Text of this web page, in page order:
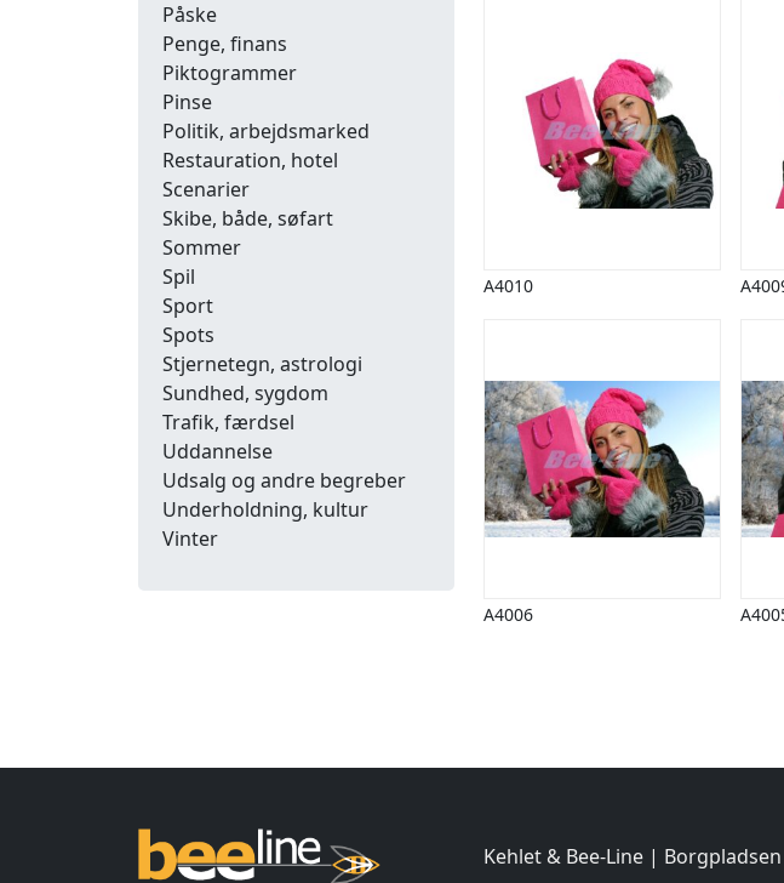
Påske
Penge, finans
Piktogrammer
Pinse
Politik, arbejdsmarked
Restauration, hotel
Scenarier
Skibe, både, søfart
Sommer
Spil
Sport
Spots
Stjernetegn, astrologi
Sundhed, sygdom
Trafik, færdsel
Uddannelse
Udsalg og andre begreber
Underholdning, kultur
Vinter
A4010
A4006
Kehlet & Bee-Line |